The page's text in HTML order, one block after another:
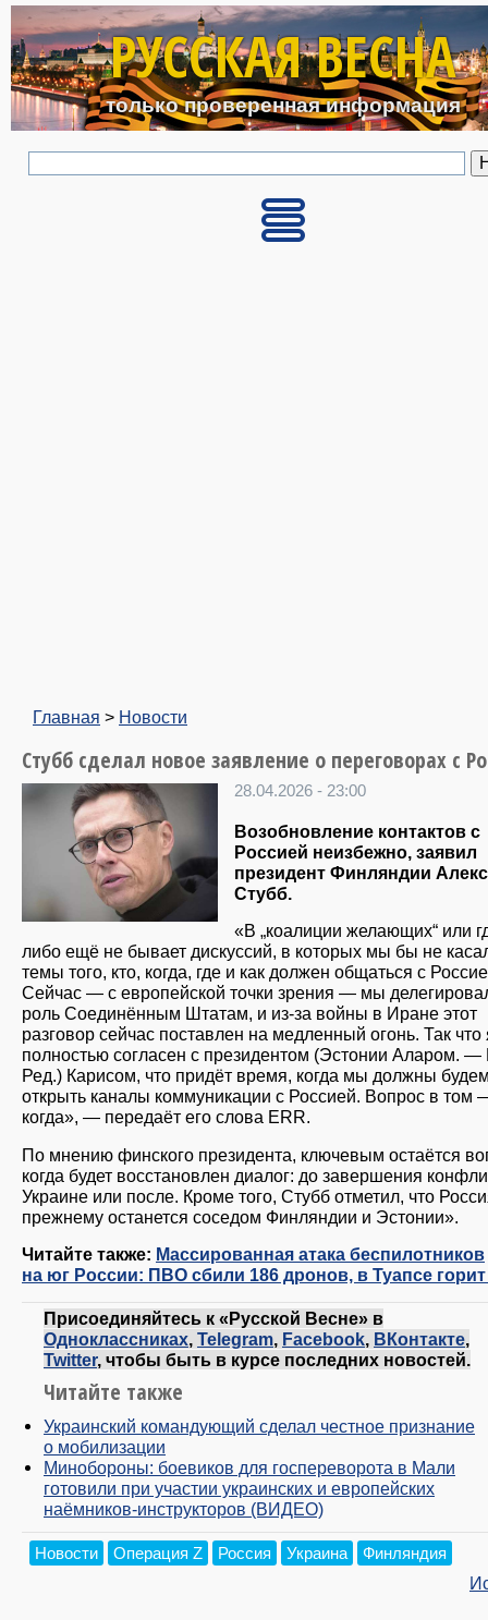
Перейти к основному
РУССКАЯ ВЕСНА
только проверенная информация
Главная > Новости
Стубб сделал новое заявление о переговорах с
28.04.2026 - 23:00
Возобновление контактов с
Россией неизбежно, заявил
президент Финляндии
Стубб.
«В „коалиции желающих“ или
либо ещё не бывает дискуссий, в которых мы бы не
темы того, кто, когда, где и как должен общаться с
Сейчас — с европейской точки зрения — мы
роль Соединённым Штатам, и из-за войны в Иране этот
разговор сейчас поставлен на медленный огонь. Так что
полностью согласен с президентом (Эстонии Аларом.
Ред.) Карисом, что придёт время, когда мы должны
открыть каналы коммуникации с Россией. Вопрос в том
когда», — передаёт его слова ERR.
По мнению финского президента, ключевым остаётся
когда будет восстановлен диалог: до завершения
Украине или после. Кроме того, Стубб отметил, что
прежнему останется соседом Финляндии и Эстонии».
Читайте также: Массированная атака беспилотников
на юг России: ПВО сбили 186 дронов, в Туапсе
Присоединяйтесь к «Русской Весне» в
Одноклассниках, Telegram, Facebook, ВКонтакте,
Twitter, чтобы быть в курсе последних новостей.
Читайте также
Украинский командующий сделал честное признание
о мобилизации
Минобороны: боевиков для госпереворота в Мали
готовили при участии украинских и европейских
наёмников-инструкторов (ВИДЕО)
Новости Операция Z Россия Украина Финляндия